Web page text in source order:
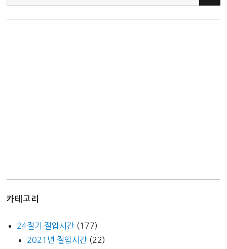
그
색:
카테고리
24절기 절입시간 (177)
2021년 절입시간 (22)